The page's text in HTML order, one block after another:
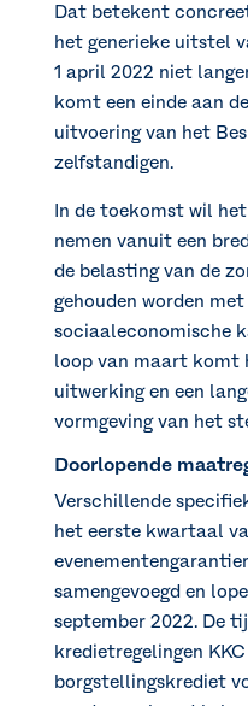
Dat betekent
het generieke uitstel
1 april 2022 niet
komt een einde aan
uitvoering van het
zelfstandigen.
In de toekomst wil
nemen vanuit een
de belasting van de
gehouden worden
sociaaleconomische
loop van maart komt
uitwerking en een
vormgeving van het
Doorlopende
Verschillende
het eerste kwartaal
samengevoegd en
september 2022. De
kredietregelingen
borgstellingskrediet